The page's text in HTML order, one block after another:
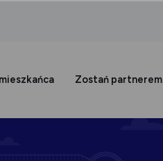
Zostań partnerem